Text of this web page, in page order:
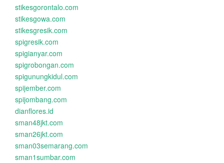
stikesgorontalo.com
stikesgowa.com
stikesgresik.com
spigresik.com
spigianyar.com
spigrobongan.com
spigunungkidul.com
spijember.com
spijombang.com
dianflores.id
sman48jkt.com
sman26jkt.com
sman03semarang.com
sman1sumbar.com